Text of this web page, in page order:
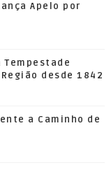
Apelo por
desde 1842
a Caminho de